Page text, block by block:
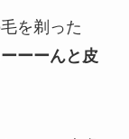
を剃った
ーーんと皮